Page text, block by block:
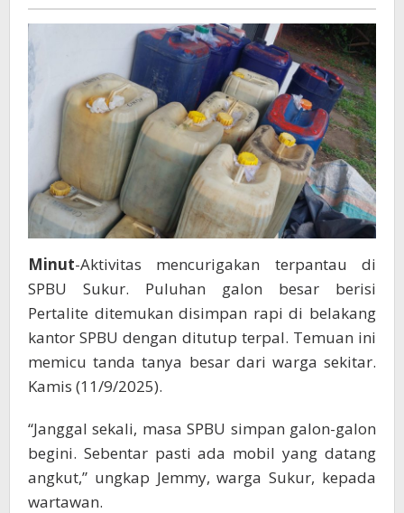
Aktivitas
Mencurigakan
Minut-Aktivitas mencurigakan terpantau di
SPBU Sukur. Puluhan galon besar berisi
Pertalite ditemukan disimpan rapi di belakang
kantor SPBU dengan ditutup terpal. Temuan ini
memicu tanda tanya besar dari warga sekitar.
Kamis (11/9/2025).
“Janggal sekali, masa SPBU simpan galon-galon
begini. Sebentar pasti ada mobil yang datang
angkut,” ungkap Jemmy, warga Sukur, kepada
wartawan.